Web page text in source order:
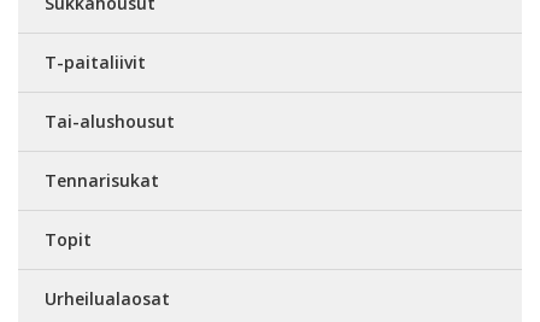
T-paitaliivit
Tai-alushousut
Tennarisukat
Topit
Urheilualaosat